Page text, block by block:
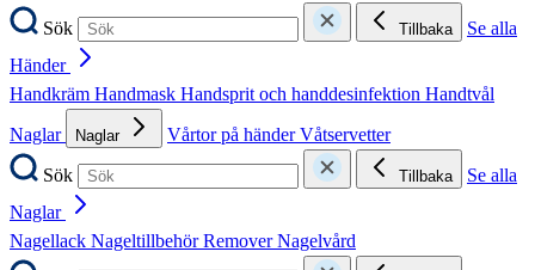
Sök
Tillbaka
Se alla
Händer
Handkräm Handmask Handsprit och handdesinfektion Handtvål
Naglar
Naglar Vårtor på händerVåtservetter
Sök
Tillbaka
Se alla
Naglar
Nagellack NageltillbehörRemoverNagelvård